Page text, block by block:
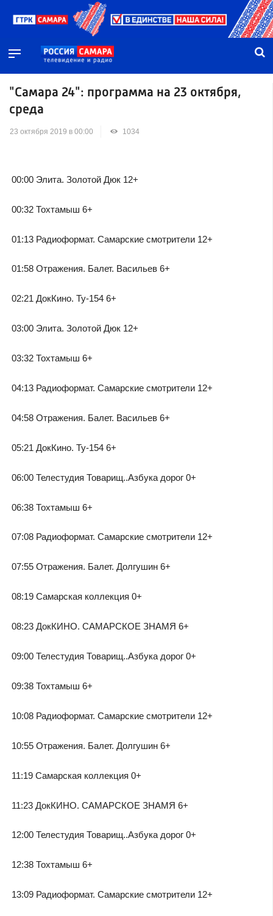
"Самара 24": программа на 23 октября,
среда
23 октября 2019 в 00:00 1034
00:00 Элита. Золотой Дюк 12+
00:32 Тохтамыш 6+
01:13 Радиоформат. Самарские смотрители 12+
01:58 Отражения. Балет. Васильев 6+
02:21 ДокКино. Ту-154 6+
03:00 Элита. Золотой Дюк 12+
03:32 Тохтамыш 6+
04:13 Радиоформат. Самарские смотрители 12+
04:58 Отражения. Балет. Васильев 6+
05:21 ДокКино. Ту-154 6+
06:00 Телестудия Товарищ..Азбука дорог 0+
06:38 Тохтамыш 6+
07:08 Радиоформат. Самарские смотрители 12+
07:55 Отражения. Балет. Долгушин 6+
08:19 Самарская коллекция 0+
08:23 ДокКИНО. САМАРСКОЕ ЗНАМЯ 6+
09:00 Телестудия Товарищ..Азбука дорог 0+
09:38 Тохтамыш 6+
10:08 Радиоформат. Самарские смотрители 12+
10:55 Отражения. Балет. Долгушин 6+
11:19 Самарская коллекция 0+
11:23 ДокКИНО. САМАРСКОЕ ЗНАМЯ 6+
12:00 Телестудия Товарищ..Азбука дорог 0+
12:38 Тохтамыш 6+
13:09 Радиоформат. Самарские смотрители 12+